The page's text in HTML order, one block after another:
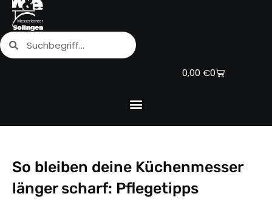
Zum
Inhalt
springen
SucheSuche
0,00 €0
Warenkorb
So bleiben deine Küchenmesser
länger scharf: Pflegetipps